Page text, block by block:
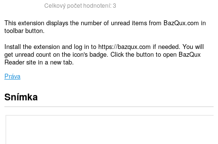
Celkový počet hodnotení:3
This extension displays the number of unread items from BazQux.com in
toolbar button.
Install the extension and log in to https://bazqux.com if needed. You will
get unread count on the icon's badge. Click the button to open BazQux
Reader site in a new tab.
Práva
Toto
rozšírenie
Snímka